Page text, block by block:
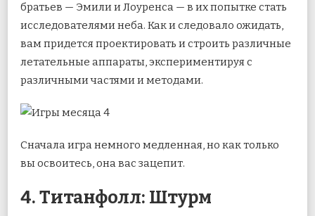
братьев — Эмили и Лоуренса — в их попытке стать
исследователями неба. Как и следовало ожидать,
вам придется проектировать и строить различные
летательные аппараты, экспериментируя с
различными частями и методами.
Сначала игра немного медленная, но как только
вы освоитесь, она вас зацепит.
4. Титанфолл: Штурм